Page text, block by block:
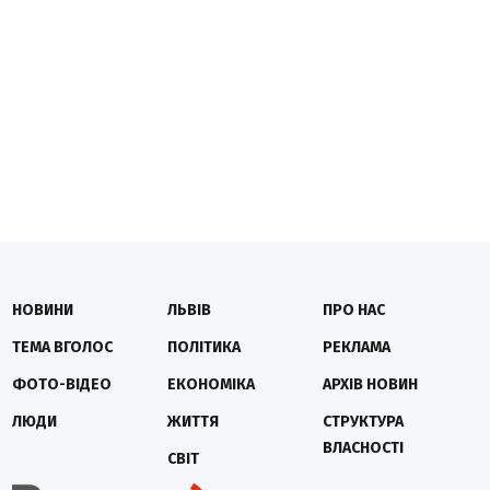
НОВИНИ
ТЕМА ВГОЛОС
ФОТО-ВІДЕО
ЛЮДИ
ЛЬВІВ
ПОЛІТИКА
ЕКОНОМІКА
ЖИТТЯ
СВІТ
ПРО НАС
РЕКЛАМА
АРХІВ НОВИН
СТРУКТУРА
ВЛАСНОСТІ